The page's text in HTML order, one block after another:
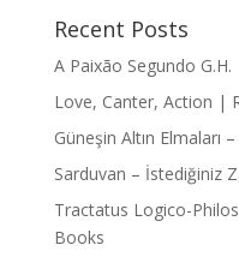
Recent Posts
A Paixão Segundo
Love, Canter, Action |
Güneşin Altın Elmaları
Sarduvan – İstediğiniz
Tractatus Logico-
Books